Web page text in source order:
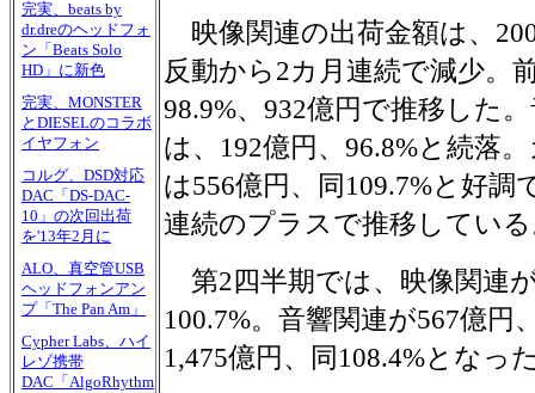
完実、beats by
dr.dreのヘッドフォ
ン「Beats Solo
HD」に新色
完実、MONSTER
とDIESELのコラボ
イヤフォン
コルグ、DSD対応
DAC「DS-DAC-
10」の次回出荷
を'13年2月に
ALO、真空管USB
ヘッドフォンアン
プ「The Pan Am」
Cypher Labs、ハイ
レゾ携帯
DAC「AlgoRhythm
映像関連の出荷金額は、
反動から2カ月連続で減少。
98.9%、932億円で推移した
は、192億円、96.8%と続落
は556億円、同109.7%と好調
連続のプラスで推移してい
第2四半期では、映像関連
100.7%。音響関連が567億円
1,475億円、同108.4%となっ